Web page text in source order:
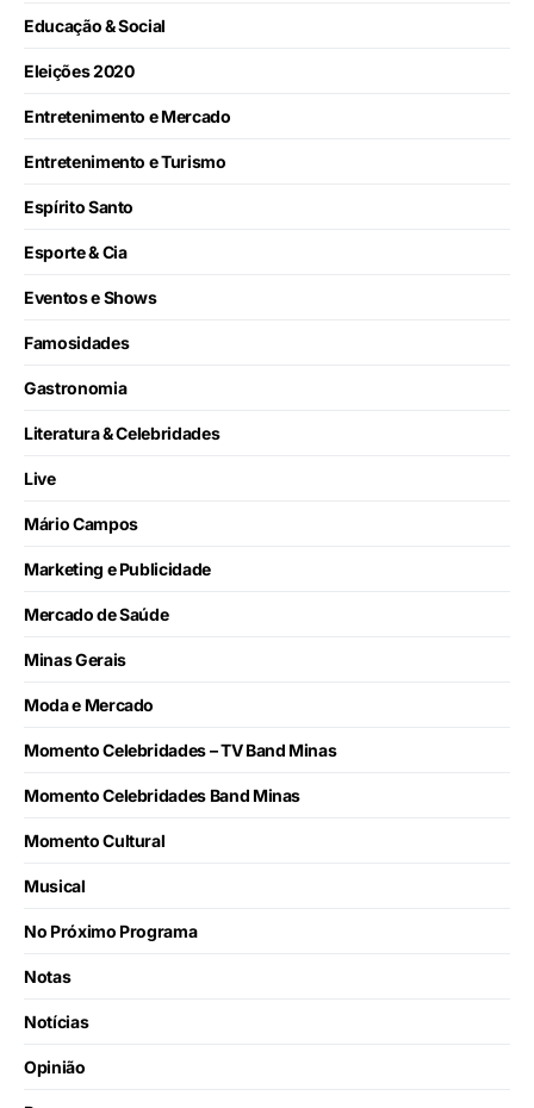
Educação & Social
Eleições 2020
Entretenimento e Mercado
Entretenimento e Turismo
Espírito Santo
Esporte & Cia
Eventos e Shows
Famosidades
Gastronomia
Literatura & Celebridades
Live
Mário Campos
Marketing e Publicidade
Mercado de Saúde
Minas Gerais
Moda e Mercado
Momento Celebridades – TV Band Minas
Momento Celebridades Band Minas
Momento Cultural
Musical
No Próximo Programa
Notas
Notícias
Opinião